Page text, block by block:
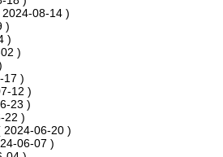
2024-08-14 )
)
)
)
17 )
12 )
23 )
22 )
2024-06-20 )
06-07 )